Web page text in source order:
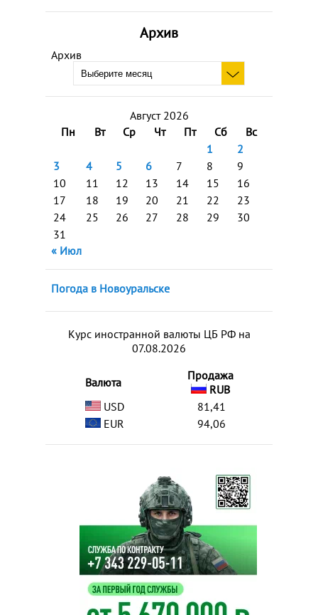
Архив
Архив
Август 2026
Пн
Вт Ср Чт Пт Сб
Вс
1
2
3
4 5 6 7 8
9
10
11 12 13 14 15
16
17
18 19 20 21 22
23
24
25 26 27 28 29
30
31
« Июл
Погода в Новоуральске
Курс иностранной валюты ЦБ РФ на
07.08.2026
Валюта
Продажа
RUB
USD
81,41
EUR
94,06